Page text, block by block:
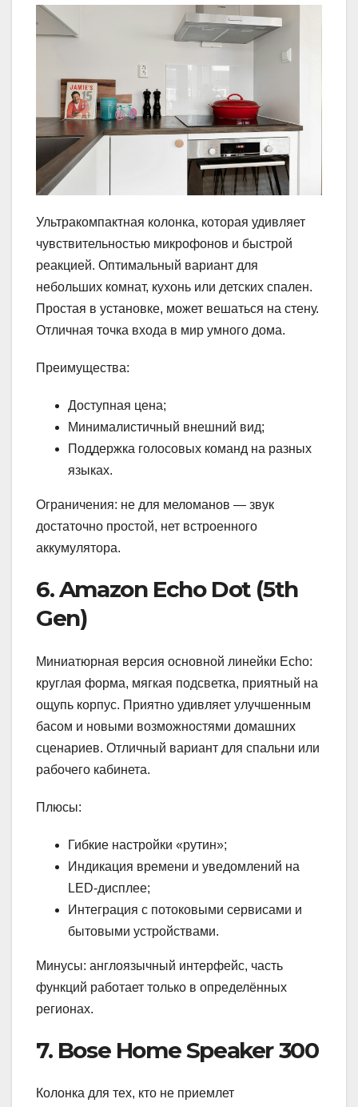
Ультракомпактная колонка, которая удивляет
чувствительностью микрофонов и быстрой
реакцией. Оптимальный вариант для
небольших комнат, кухонь или детских спален.
Простая в установке, может вешаться на стену.
Отличная точка входа в мир умного дома.
Преимущества:
Доступная цена;
Минималистичный внешний вид;
Поддержка голосовых команд на разных
языках.
Ограничения: не для меломанов — звук
достаточно простой, нет встроенного
аккумулятора.
6. Amazon Echo Dot (5th
Gen)
Миниатюрная версия основной линейки Echo:
круглая форма, мягкая подсветка, приятный на
ощупь корпус. Приятно удивляет улучшенным
басом и новыми возможностями домашних
сценариев. Отличный вариант для спальни или
рабочего кабинета.
Плюсы:
Гибкие настройки «рутин»;
Индикация времени и уведомлений на
LED-дисплее;
Интеграция с потоковыми сервисами и
бытовыми устройствами.
Минусы: англоязычный интерфейс, часть
функций работает только в определённых
регионах.
7. Bose Home Speaker 300
Колонка для тех, кто не приемлет